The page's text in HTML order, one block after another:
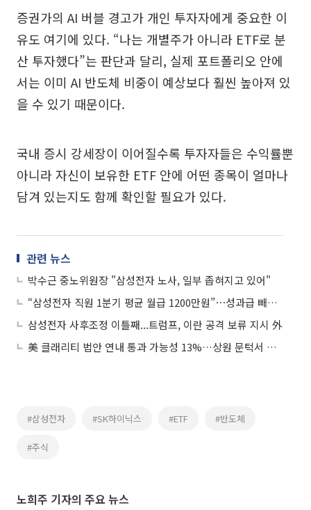
증권가의 AI 버블 경고가 개인 투자자에게 중요한 이
유도 여기에 있다. “나는 개별주가 아니라 ETF로 분
산 투자했다”는 판단과 달리, 실제 포트폴리오 안에
서는 이미 AI 반도체 비중이 예상보다 훨씬 높아져 있
을 수 있기 때문이다.
국내 증시 강세장이 이어질수록 투자자들은 수익률뿐
아니라 자신이 보유한 ETF 안에 어떤 종목이 얼마나
담겨 있는지도 함께 확인할 필요가 있다.
관련 뉴스
박수근 중노위원장 "삼성전자 노사, 일부 좁혀지고 있어"
“삼성전자 직원 1분기 평균 월급 1200만원”⋯성과급 빼도 연봉 1.4억
삼성전자 사후조정 이틀째...트럼프, 이란 공격 보류 지시 外
美 클래리티 법안 연내 통과 가능성 13%…상원 문턱서 제동
#삼성전자 #SK하이닉스 #ETF #반도체
#주식
노희주 기자의 주요 뉴스